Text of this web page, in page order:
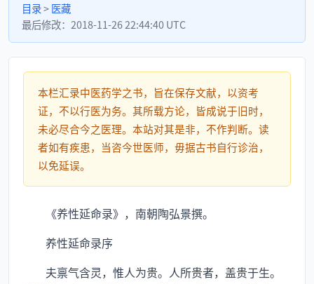
目录>医藏
最后修改： 2018-11-26 22:44:40 UTC
本栏汇录中医药学之书，旨在保存文献，以资考
证，不以行医为务。其所载方论，皆成说于旧时，
未必尽合今之医理。本站对其是非，不作判断。读
者如有疾患，当咨今世医师，毋据古书自行诊治，
以免延误。
《养性延命录》，南朝陶弘景撰。
养性延命录序
夫禀气含灵，惟人为贵。人所贵者，盖贵于生。